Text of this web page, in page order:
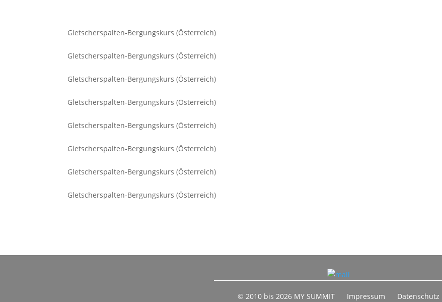
Gletscherspalten-Bergungskurs (Österreich)
Gletscherspalten-Bergungskurs (Österreich)
Gletscherspalten-Bergungskurs (Österreich)
Gletscherspalten-Bergungskurs (Österreich)
Gletscherspalten-Bergungskurs (Österreich)
Gletscherspalten-Bergungskurs (Österreich)
Gletscherspalten-Bergungskurs (Österreich)
Gletscherspalten-Bergungskurs (Österreich)
© 2010 bis 2026 MY SUMMIT Impressum Datenschutz